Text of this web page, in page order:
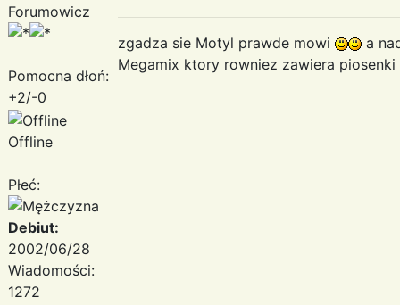
Forumowicz
Pomocna dłoń:
+2/-0
Offline
Płeć:
Debiut:
2002/06/28
Wiadomości:
1272
zgadza sie Motyl prawde mowi
a
Megamix ktory rowniez zawiera